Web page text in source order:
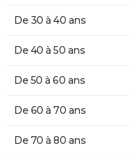
De 30 à 40 ans
De 40 à 50 ans
De 50 à 60 ans
De 60 à 70 ans
De 70 à 80 ans